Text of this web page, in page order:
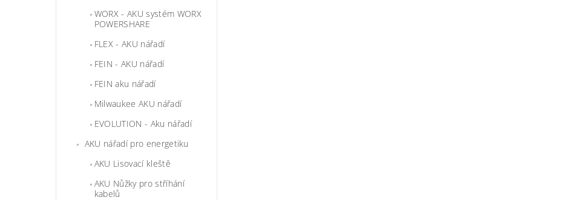
WORX - AKU systém WORX
POWERSHARE
FLEX - AKU nářadí
FEIN - AKU nářadí
FEIN aku nářadí
Milwaukee AKU nářadí
EVOLUTION - Aku nářadí
AKU nářadí pro energetiku
AKU Lisovací kleště
AKU Nůžky pro stříhání
kabelů